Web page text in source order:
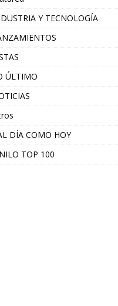
Y TECNOLOGÍA
ÚLTIMO
DÍA COMO HOY
TOP 100